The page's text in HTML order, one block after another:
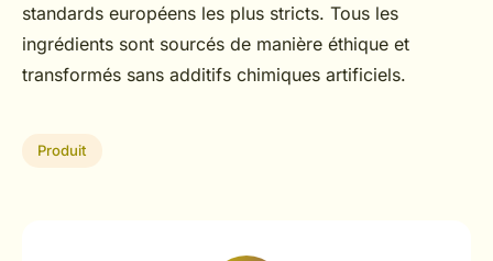
standards européens les plus stricts. Tous les
ingrédients sont sourcés de manière éthique et
transformés sans additifs chimiques artificiels.
Produit